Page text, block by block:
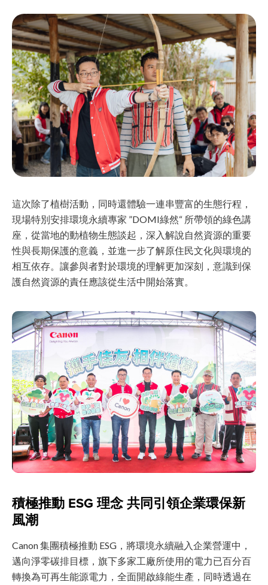
這次除了植樹活動，同時還體驗一連串豐富的生態行程，
現場特別安排環境永續專家 ”DOMI綠然“ 所帶領的綠色講
座，從當地的動植物生態談起，深入解說自然資源的重要
性與長期保護的意義，並進一步了解原住民文化與環境的
相互依存。讓參與者對於環境的理解更加深刻，意識到保
護自然資源的責任應該從生活中開始落實。
積極推動 ESG 理念 共同引領企業環保新
風潮
Canon 集團積極推動 ESG，將環境永續融入企業營運中，
邁向淨零碳排目標，旗下多家工廠所使用的電力已百分百
轉換為可再生能源電力，全面開啟綠能生產，同時透過在